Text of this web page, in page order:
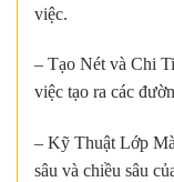
việc.
– Tạo Nét và Chi
việc tạo ra các
– Kỹ Thuật Lớp
sâu và chiều sâu